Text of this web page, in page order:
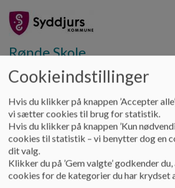
Rønde Skole
Om skolen Skoleudviklingssamtaler
Dokumenter
?
Cookieindstillinger
Hvis du klikker på knappen ’Accepter
vi sætter cookies til brug for statistik.
Hvis du klikker på knappen ’Kun
cookies til statistik – vi benytter dog en
dit valg.
Klikker du på ’Gem valgte’ godkender
cookies for de kategorier du har krydset